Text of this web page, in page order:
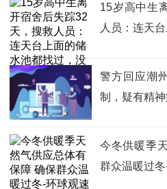
15岁高中生
人员：连天
警方回应潮
制，疑有精
今冬供暖季
群众温暖过